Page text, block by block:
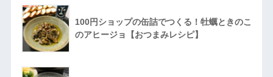
100円ショップの缶詰でつくる！牡蠣ときのこ
のアヒージョ【おつまみレシピ】